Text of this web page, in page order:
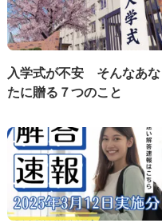
入学式が不安 そんなあな
たに贈る７つのこと